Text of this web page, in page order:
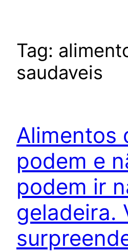
Tag:
saudaveis
Alimentos
podem e
podem ir
geladeira.